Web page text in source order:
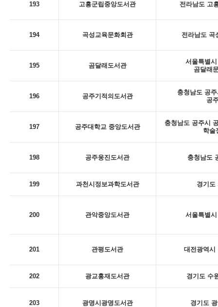
193 고흥군립중앙도서관 전라남도 고
194 곡성교육문화회관 전라남도 곡
195 곰달래도서관
서울특별
곰달래
196 공주기적의도서관
충청남도 공
공
197 공주대학교 중앙도서관
충청남도 공주시
학술
198 공주웅진도서관 충청남도
199 과천시정보과학도서관 경기도
200 관악중앙도서관 서울특별
201 관평도서관 대전광역시
202 광교홍재도서관 경기도 수
203 광명시광명도서관 경기도